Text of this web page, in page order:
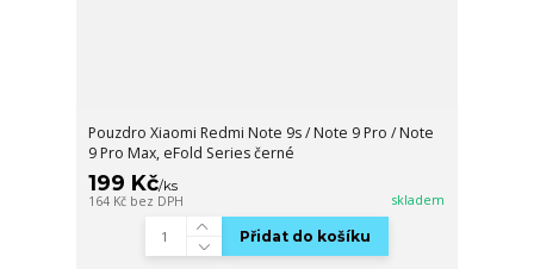
Pouzdro Xiaomi Redmi Note 9s / Note 9 Pro / Note
9 Pro Max, eFold Series černé
199 Kč/ks
164 Kč bez DPH skladem
Přidat do košíku